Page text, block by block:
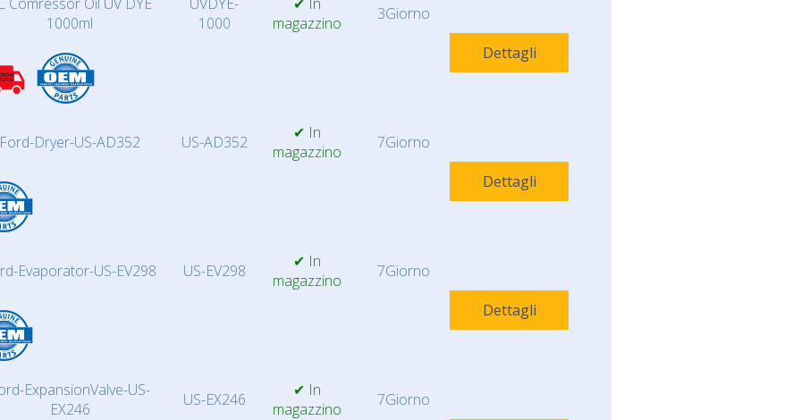
1000ml
1000
magazzino
3Giorno
Dettagli
Ford-Dryer-US-AD352 US-AD352
✔ In
magazzino
7Giorno
Dettagli
Evaporator-US-EV298 US-EV298
✔ In
magazzino
7Giorno
Dettagli
ExpansionValve-US-
EX246
US-EX246
✔ In
magazzino
7Giorno